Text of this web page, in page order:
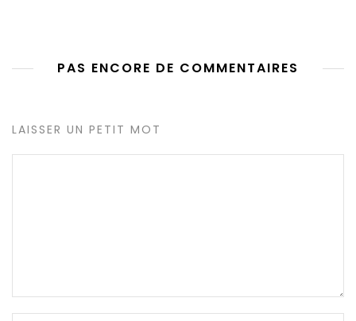
PAS ENCORE DE COMMENTAIRES
LAISSER UN PETIT MOT